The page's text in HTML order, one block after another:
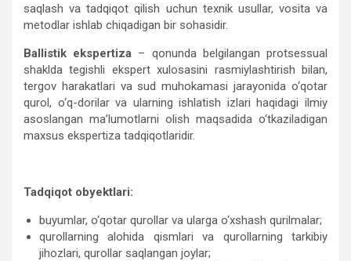
saqlash va tadqiqot qilish uchun texnik usullar, vosita va
metodlar ishlab chiqadigan bir sohasidir.
Ballistik ekspertiza – qonunda belgilangan protsessual
shaklda tegishli ekspert xulosasini rasmiylashtirish bilan,
tergov harakatlari va sud muhokamasi jarayonida o‘qotar
qurol, o‘q-dorilar va ularning ishlatish izlari haqidagi ilmiy
asoslangan ma’lumotlarni olish maqsadida o‘tkaziladigan
maxsus ekspertiza tadqiqotlaridir.
Tadqiqot obyektlari:
buyumlar, o‘qotar qurollar va ularga o‘xshash qurilmalar;
qurollarning alohida qismlari va qurollarning tarkibiy
jihozlari, qurollar saqlangan joylar;